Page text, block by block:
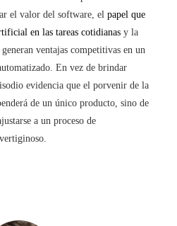
el valor del software, el papel que
en las tareas cotidianas y la
ventajas competitivas en un
En vez de brindar
evidencia que el porvenir de la
de un único producto, sino de
a un proceso de